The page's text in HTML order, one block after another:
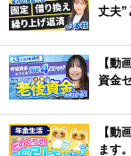
丈夫”
【動
資金
【動
ます